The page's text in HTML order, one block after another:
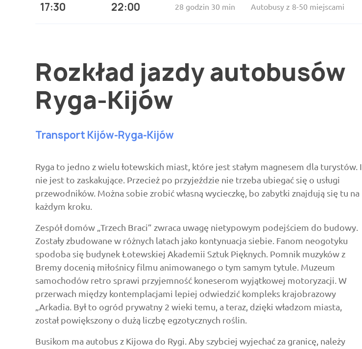
17:30 22:00 28 godzin 30 min Autobusy z 8-50 miejscami
Rozkład jazdy autobusów
Ryga-Kijów
Transport Kijów-Ryga-Kijów
Ryga to jedno z wielu łotewskich miast, które jest stałym magnesem dla turystów. I
nie jest to zaskakujące. Przecież po przyjeździe nie trzeba ubiegać się o usługi
przewodników. Można sobie zrobić własną wycieczkę, bo zabytki znajdują się tu na
każdym kroku.
Zespół domów „Trzech Braci” zwraca uwagę nietypowym podejściem do budowy.
Zostały zbudowane w różnych latach jako kontynuacja siebie. Fanom neogotyku
spodoba się budynek Łotewskiej Akademii Sztuk Pięknych. Pomnik muzyków z
Bremy docenią miłośnicy filmu animowanego o tym samym tytule. Muzeum
samochodów retro sprawi przyjemność koneserom wyjątkowej motoryzacji. W
przerwach między kontemplacjami lepiej odwiedzić kompleks krajobrazowy
„Arkadia. Był to ogród prywatny 2 wieki temu, a teraz, dzięki władzom miasta,
został powiększony o dużą liczbę egzotycznych roślin.
Busikom ma autobus z Kijowa do Rygi. Aby szybciej wyjechać za granicę, należy